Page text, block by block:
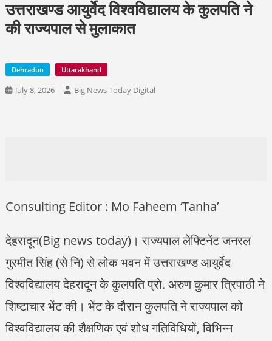
उत्तराखण्ड आयुर्वेद विश्वविद्यालय के कुलपति ने
की राज्यपाल से मुलाकात
Dehradun Uttarakhand
July 8, 2026 Big News Today Digital
Consulting Editor : Mo Faheem ‘Tanha’
देहरादून(Big news today)। राज्यपाल लेफ्टिनेंट जनरल
गुरमीत सिंह (से नि) से लोक भवन में उत्तराखण्ड आयुर्वेद
विश्वविद्यालय देहरादून के कुलपति प्रो. अरुण कुमार त्रिपाठी ने
शिष्टाचार भेंट की। भेंट के दौरान कुलपति ने राज्यपाल को
विश्वविद्यालय की शैक्षणिक एवं शोध गतिविधियों, विभिन्न